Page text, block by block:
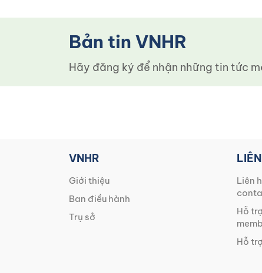
Bản tin VNHR
Hãy đăng ký để nhận những tin tức
VNHR
Giới thiệu
Ban điều hành
Trụ sở
Liên
Hỗ
Hỗ